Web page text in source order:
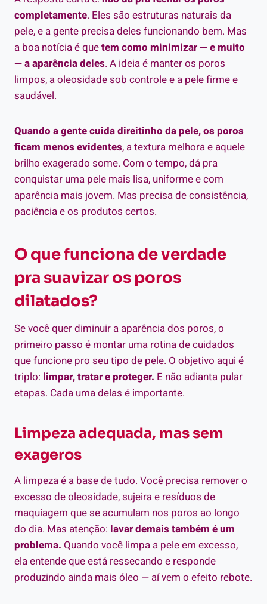
completamente. Eles são estruturas naturais da
pele, e a gente precisa deles funcionando bem. Mas
a boa notícia é quetem como minimizar — e muito
— a aparência deles. A ideia é manter os poros
limpos, a oleosidade sob controle e a pele firme e
saudável.
Quando a gente cuida direitinho da pele, os poros
ficam menos evidentes, a textura melhora e aquele
brilho exagerado some. Com o tempo, dá pra
conquistar uma pele mais lisa, uniforme e com
aparência mais jovem. Mas precisa de consistência,
paciência e os produtos certos.
O que funciona de verdade
pra suavizar os poros
dilatados?
Se você quer diminuir a aparência dos poros, o
primeiro passo é montar uma rotina de cuidados
que funcione pro seu tipo de pele. O objetivo aqui é
triplo: limpar, tratar e proteger. E não adianta pular
etapas. Cada uma delas é importante.
Limpeza adequada, mas sem
exageros
A limpeza é a base de tudo. Você precisa remover o
excesso de oleosidade, sujeira e resíduos de
maquiagem que se acumulam nos poros ao longo
do dia. Mas atenção: lavar demais também é um
problema. Quando você limpa a pele em excesso,
ela entende que está ressecando e responde
produzindo ainda mais óleo — aí vem o efeito rebote.